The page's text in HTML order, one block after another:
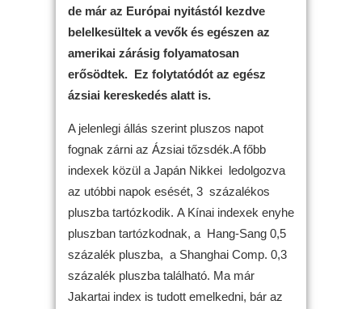
de már az Európai nyitástól kezdve
belelkesültek a vevők és egészen az
amerikai zárásig folyamatosan
erősödtek. Ez folytatódót az egész
ázsiai kereskedés alatt is.
A jelenlegi állás szerint pluszos napot
fognak zárni az Ázsiai tőzsdék.A főbb
indexek közül a Japán Nikkei ledolgozva
az utóbbi napok esését, 3 százalékos
pluszba tartózkodik. A Kínai indexek enyhe
pluszban tartózkodnak, a Hang-Sang 0,5
százalék pluszba, a Shanghai Comp. 0,3
százalék pluszba található. Ma már
Jakartai index is tudott emelkedni, bár az